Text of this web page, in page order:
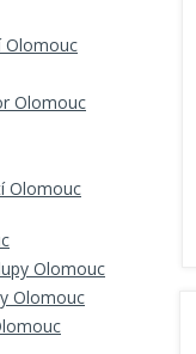
Olomouc
Olomouc
Olomouc
Olomouc
Olomouc